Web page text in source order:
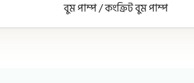
বুম পাম্প / কংক্রিট বুম পাম্প